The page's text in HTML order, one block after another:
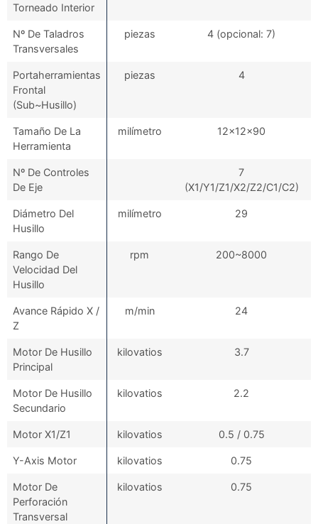
Torneado Interior
Nº De Taladros
Transversales
piezas 4 (opcional: 7)
Portaherramientas
Frontal
(Sub~Husillo)
piezas 4
Tamaño De La
Herramienta
milímetro 12x12x90
Nº De Controles
De Eje
7
(X1/Y1/Z1/X2/Z2/C1/C2)
Diámetro Del
Husillo
milímetro 29
Rango De
Velocidad Del
Husillo
rpm 200~8000
Avance Rápido X /
Z
m/min 24
Motor De Husillo
Principal
kilovatios 3.7
Motor De Husillo
Secundario
kilovatios 2.2
Motor X1/Z1 kilovatios 0.5 / 0.75
Y-Axis Motor kilovatios 0.75
Motor De
Perforación
Transversal
kilovatios 0.75